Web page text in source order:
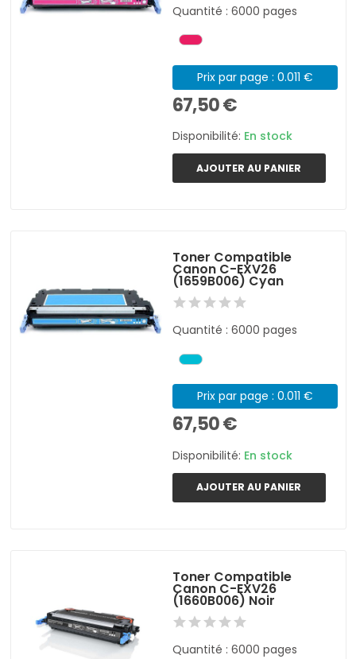
Quantité : 6000 pages
Prix par page : 0.011 €
67,50 €
Disponibilité: En stock
AJOUTER AU PANIER
Toner Compatible
Canon C-EXV26
(1659B006) Cyan
Quantité : 6000 pages
Prix par page : 0.011 €
67,50 €
Disponibilité: En stock
AJOUTER AU PANIER
Toner Compatible
Canon C-EXV26
(1660B006) Noir
Quantité : 6000 pages